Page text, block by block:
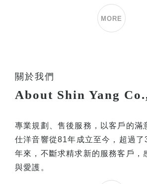
MORE
關於我們
專業規劃、售後服務，以客戶的滿
仕洋音響從81年成立至今，超過
年來，不斷求精求新的服務客戶，
與愛護。